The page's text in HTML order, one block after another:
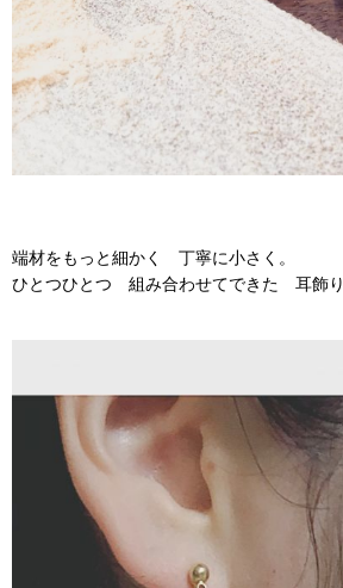
端材をもっと細かく 丁寧に小さく。
ひとつひとつ 組み合わせてできた 耳飾り